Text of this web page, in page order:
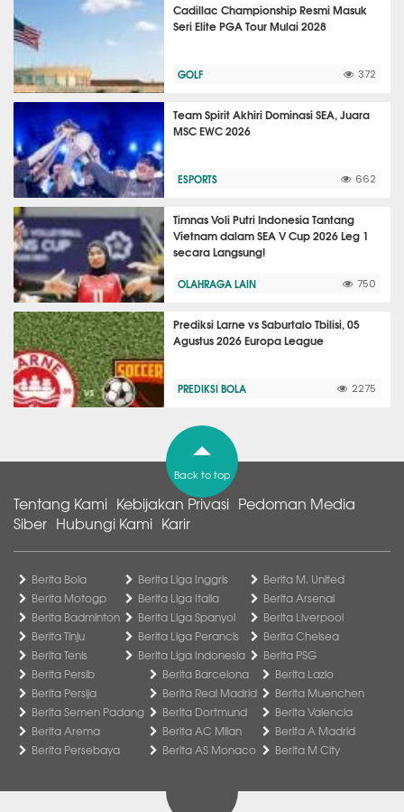
Cadillac Championship Resmi Masuk
Seri Elite PGA Tour Mulai 2028
GOLF 372
Team Spirit Akhiri Dominasi SEA, Juara
MSC EWC 2026
ESPORTS 662
Timnas Voli Putri Indonesia Tantang
Vietnam dalam SEA V Cup 2026 Leg 1
secara Langsung!
OLAHRAGA LAIN 750
Prediksi Larne vs Saburtalo Tbilisi, 05
Agustus 2026 Europa League
PREDIKSI BOLA 2275
Back to top
Tentang Kami Kebijakan Privasi Pedoman Media
Siber Hubungi Kami Karir
Berita Bola
Berita Motogp
Berita Badminton
Berita Tinju
Berita Tenis
Berita Liga Inggris
Berita Liga Italia
Berita Liga Spanyol
Berita Liga Perancis
Berita Liga Indonesia
Berita M. United
Berita Arsenal
Berita Liverpool
Berita Chelsea
Berita PSG
Berita Persib
Berita Persija
Berita Semen Padang
Berita Arema
Berita Persebaya
Berita Barcelona
Berita Real Madrid
Berita Dortmund
Berita AC Milan
Berita AS Monaco
Berita Lazio
Berita Muenchen
Berita Valencia
Berita A Madrid
Berita M City